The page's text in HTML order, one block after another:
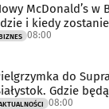
McDonald’s w
i kiedy
08:00
do
Gdzie
08:00